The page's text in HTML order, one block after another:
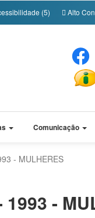
(5) Alto
Comunicação
- MULHERES
-